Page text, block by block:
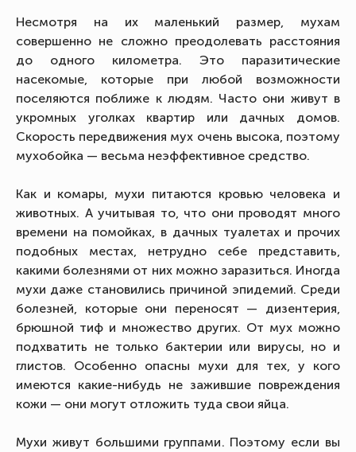
Несмотря на их маленький размер, мухам
совершенно не сложно преодолевать расстояния
до одного километра. Это паразитические
насекомые, которые при любой возможности
поселяются поближе к людям. Часто они живут в
укромных уголках квартир или дачных домов.
Скорость передвижения мух очень высока, поэтому
мухобойка — весьма неэффективное средство.
Как и комары, мухи питаются кровью человека и
животных. А учитывая то, что они проводят много
времени на помойках, в дачных туалетах и прочих
подобных местах, нетрудно себе представить,
какими болезнями от них можно заразиться. Иногда
мухи даже становились причиной эпидемий. Среди
болезней, которые они переносят — дизентерия,
брюшной тиф и множество других. От мух можно
подхватить не только бактерии или вирусы, но и
глистов. Особенно опасны мухи для тех, у кого
имеются какие-нибудь не зажившие повреждения
кожи — они могут отложить туда свои яйца.
Мухи живут большими группами. Поэтому если вы